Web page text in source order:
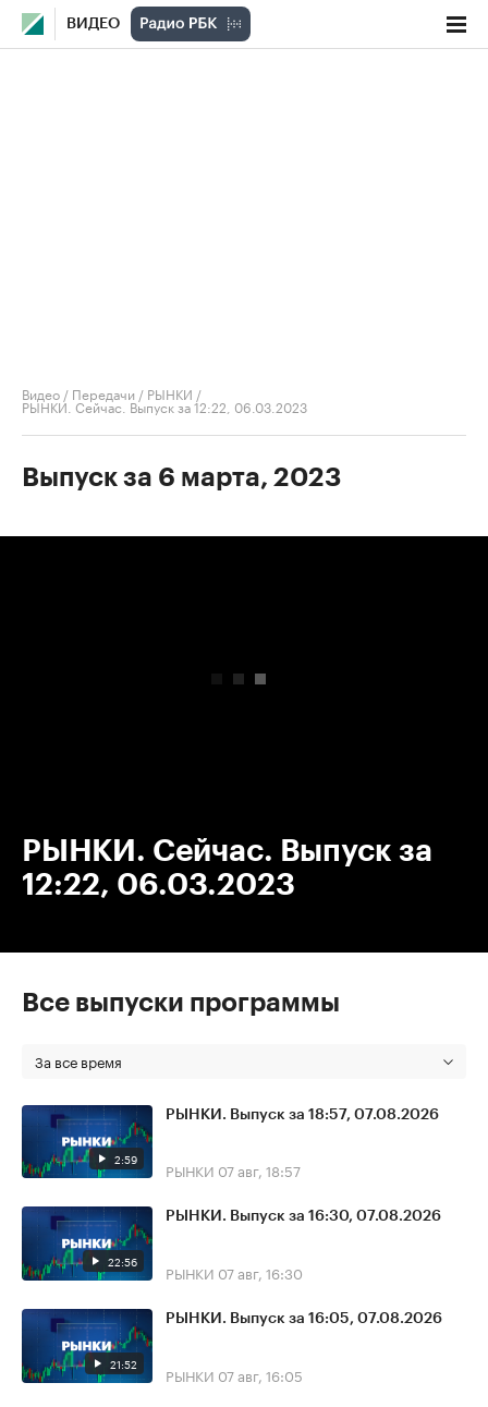
ВИДЕО
Видео / Передачи / РЫНКИ /
РЫНКИ. Сейчас. Выпуск за 12:22, 06.03.2023
Выпуск за 6 марта, 2023
РЫНКИ. Сейчас. Выпуск за
12:22, 06.03.2023
Все выпуски программы
За все время
2:59
РЫНКИ. Выпуск за 18:57, 07.08.2026
РЫНКИ 07 авг, 18:57
22:56
РЫНКИ. Выпуск за 16:30, 07.08.2026
РЫНКИ 07 авг, 16:30
21:52
РЫНКИ. Выпуск за 16:05, 07.08.2026
РЫНКИ 07 авг, 16:05